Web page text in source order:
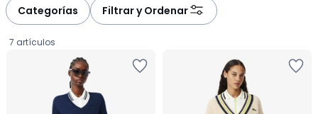
Categorías Filtrar y Ordenar
7 artículos